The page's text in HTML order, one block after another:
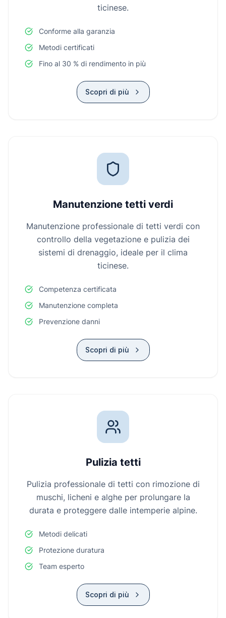
ticinese.
Conforme alla garanzia
Metodi certificati
Fino al 30 % di rendimento in più
Scopri di più
Manutenzione tetti verdi
Manutenzione professionale di tetti verdi con
controllo della vegetazione e pulizia dei
sistemi di drenaggio, ideale per il clima
ticinese.
Competenza certificata
Manutenzione completa
Prevenzione danni
Scopri di più
Pulizia tetti
Pulizia professionale di tetti con rimozione di
muschi, licheni e alghe per prolungare la
durata e proteggere dalle intemperie alpine.
Metodi delicati
Protezione duratura
Team esperto
Scopri di più